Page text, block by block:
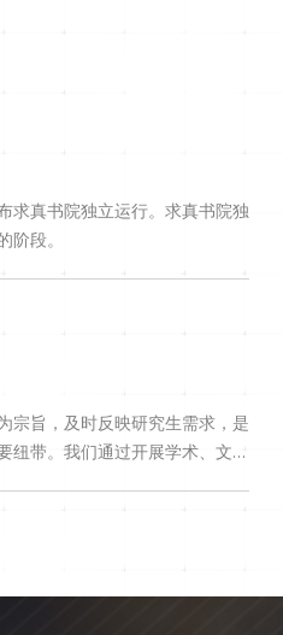
求真书院独立运行。求真书院独
阶段。
宗旨，及时反映研究生需求，是
纽带。我们通过开展学术、文
会的内外联络与权益服务工作，
包括“马杯”赛事后勤、院系体育